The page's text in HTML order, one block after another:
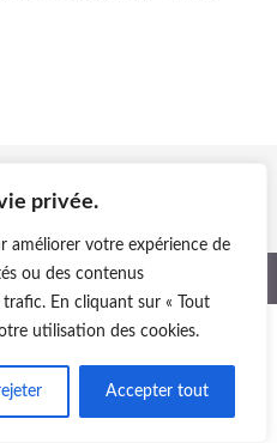
privée.
améliorer votre expérience de
ou des contenus
En cliquant sur « Tout
utilisation des cookies.
Accepter tout
- FWDA